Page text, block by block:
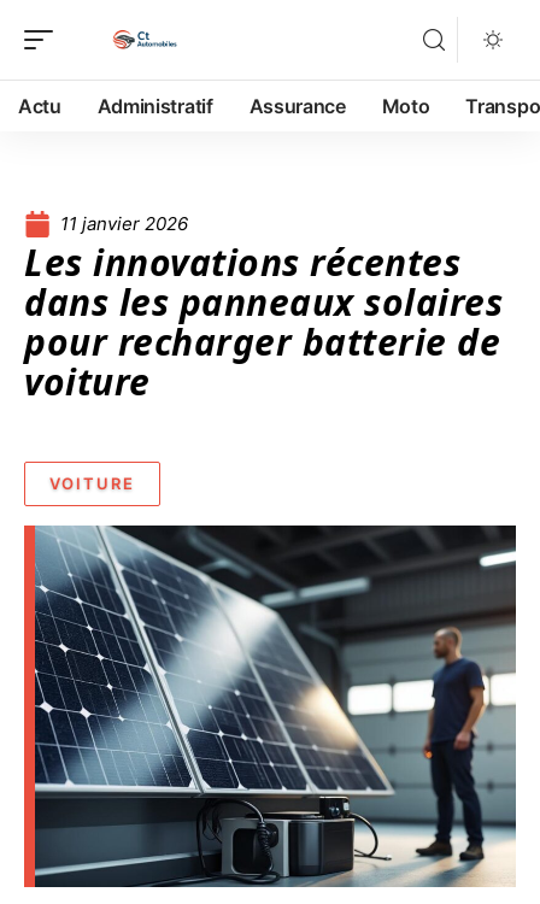
Actu Administratif Assurance Moto
11 janvier 2026
Les innovations récentes
dans les panneaux solaires
pour recharger batterie de
voiture
VOITURE